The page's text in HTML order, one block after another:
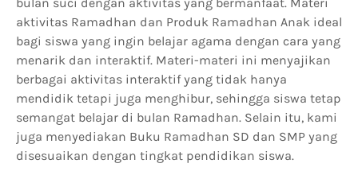
aktivitas Ramadhan dan Produk Ramadhan Anak ideal
bagi siswa yang ingin belajar agama dengan cara yang
menarik dan interaktif. Materi-materi ini menyajikan
berbagai aktivitas interaktif yang tidak hanya
mendidik tetapi juga menghibur, sehingga siswa tetap
semangat belajar di bulan Ramadhan. Selain itu, kami
juga menyediakan Buku Ramadhan SD dan SMP yang
disesuaikan dengan tingkat pendidikan siswa.